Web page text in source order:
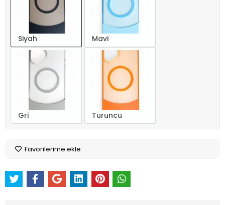
Siyah Mavi
Gri Turuncu
Favorilerime ekle